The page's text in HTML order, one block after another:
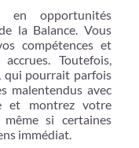
opportunités
la Balance. Vous
compétences et
Toutefois,
qui pourrait parfois
malentendus avec
et montrez votre
si certaines
immédiat.